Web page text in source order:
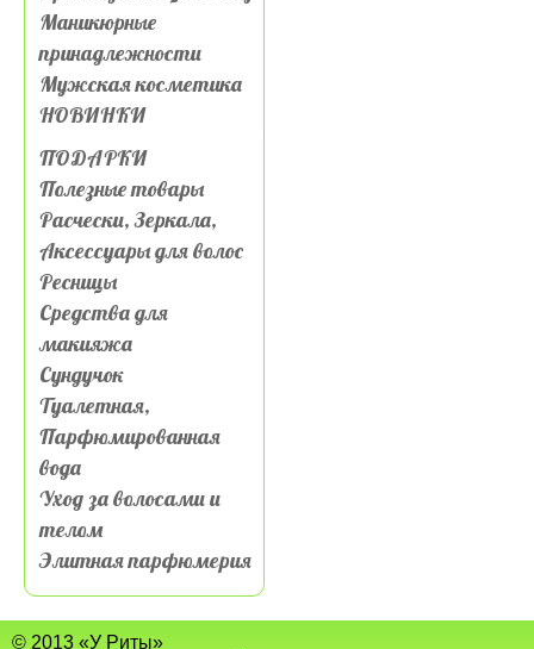
Маникюрные
принадлежности
Мужская косметика
НОВИНКИ
ПОДАРКИ
Полезные товары
Расчески, Зеркала,
Аксессуары для волос
Ресницы
Средства для
макияжа
Сундучок
Туалетная,
Парфюмированная
вода
Уход за волосами и
телом
Элитная парфюмерия
© 2013 «У Риты»